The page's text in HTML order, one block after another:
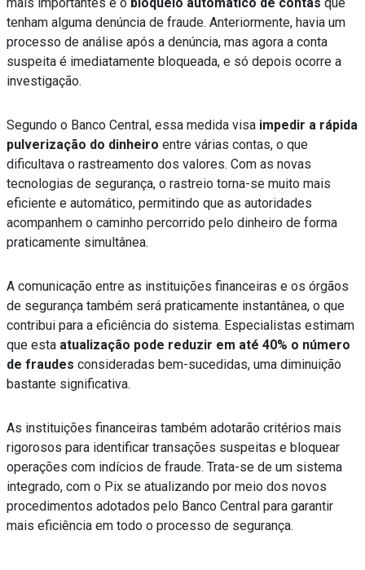
tenham alguma denúncia de fraude. Anteriormente, havia um
processo de análise após a denúncia, mas agora a conta
suspeita é imediatamente bloqueada, e só depois ocorre a
investigação.
Segundo o Banco Central, essa medida visa impedir a rápida
pulverização do dinheiro entre várias contas, o que
dificultava o rastreamento dos valores. Com as novas
tecnologias de segurança, o rastreio torna-se muito mais
eficiente e automático, permitindo que as autoridades
acompanhem o caminho percorrido pelo dinheiro de forma
praticamente simultânea.
A comunicação entre as instituições financeiras e os órgãos
de segurança também será praticamente instantânea, o que
contribui para a eficiência do sistema. Especialistas estimam
que esta atualização pode reduzir em até 40% o número
de fraudes consideradas bem-sucedidas, uma diminuição
bastante significativa.
As instituições financeiras também adotarão critérios mais
rigorosos para identificar transações suspeitas e bloquear
operações com indícios de fraude. Trata-se de um sistema
integrado, com o Pix se atualizando por meio dos novos
procedimentos adotados pelo Banco Centralpara garantir
mais eficiência em todo o processo de segurança.